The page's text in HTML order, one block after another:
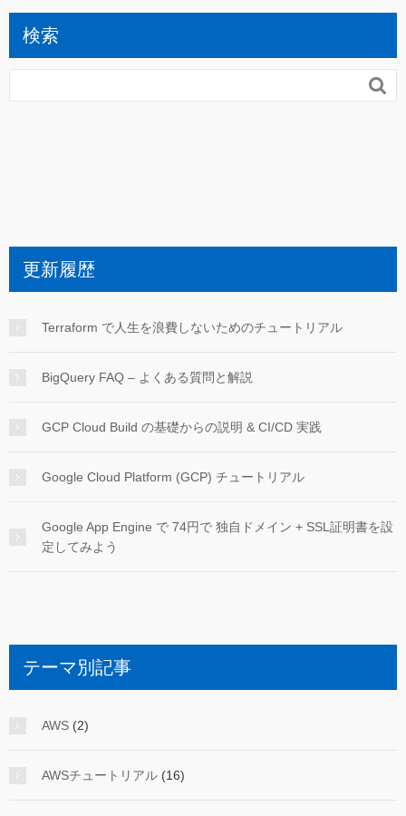
検索

更新履歴
Terraform で人生を浪費しないためのチュートリアル
BigQuery FAQ – よくある質問と解説
GCP Cloud Build の基礎からの説明 & CI/CD 実践
Google Cloud Platform (GCP) チュートリアル
Google App Engine で 74円で 独自ドメイン + SSL証明書を設
定してみよう
テーマ別記事
AWS (2)
AWSチュートリアル (16)